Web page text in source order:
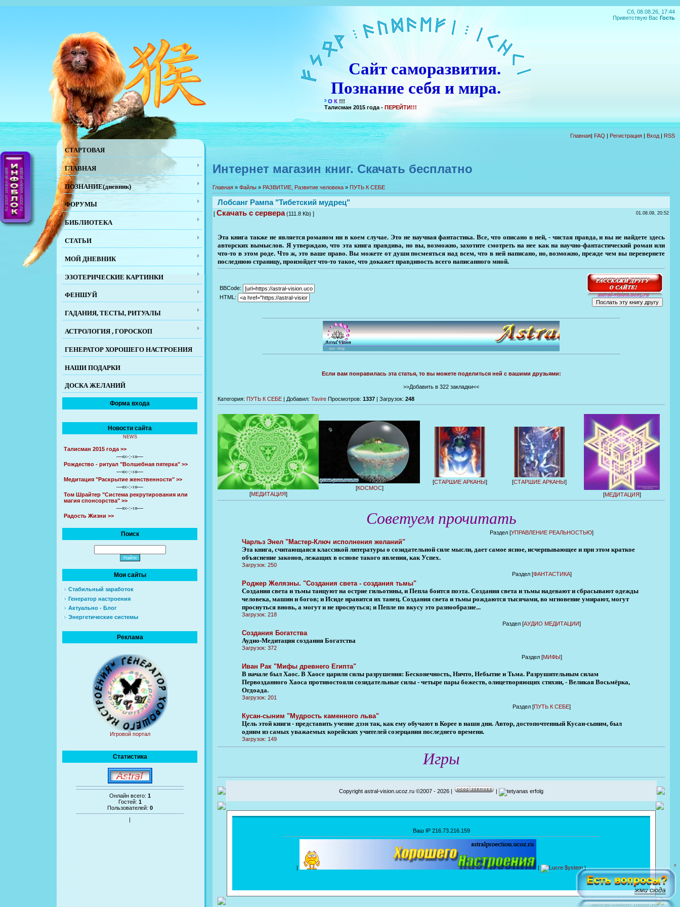
Сб, 08.08.26, 17:44
Приветствую Вас Гость
Сайт саморазвития.
Познание себя и мира.
Талисман 2015 года - ПЕРЕЙТИ!!!
Главная| FAQ | Регистрация | Вход | RSS
СТАРТОВАЯ
ГЛАВНАЯ
ПОЗНАНИЕ(дневник)
ФОРУМЫ
БИБЛИОТЕКА
СТАТЬИ
МОЙ ДНЕВНИК
ЭЗОТЕРИЧЕСКИЕ КАРТИНКИ
ФЕНШУЙ
ГАДАНИЯ, ТЕСТЫ, РИТУАЛЫ
АСТРОЛОГИЯ , ГОРОСКОП
ГЕНЕРАТОР ХОРОШЕГО НАСТРОЕНИЯ
НАШИ ПОДАРКИ
ДОСКА ЖЕЛАНИЙ
Форма входа
Новости сайта
NEWS
Талисман 2015 года >>
—«‹-:-›»—
Рождество - ритуал "Волшебная пятерка" >>
—«‹-:-›»—
Медитация "Раскрытие женственности" >>
—«‹-:-›»—
Том Шрайтер "Система рекрутирования или
магия спонсорства" >>
—«‹-:-›»—
Радость Жизни >>
Поиск
Мои сайты
Стабильный заработок
Генератор настроения
Актуально - Блог
Энергетические системы
Реклама
Игровой портал
Статистика
Онлайн всего: 1
Гостей: 1
Пользователей: 0
Интернет магазин книг. Скачать бесплатно
Главная» Файлы» РАЗВИТИЕ, Развитие человека »ПУТЬ К СЕБЕ
Лобсанг Рампа "Тибетский мудрец"
[ Скачать с сервера(111.8 Kb) ] 01.08.09, 20:52
Эта книга также не является романом ни в коем случае. Это не научная фантастика. Все, что описано в ней, - чистая правда, и вы не найдете здесь
авторских вымыслов. Я утверждаю, что эта книга правдива, но вы, возможно, захо­тите смотреть на нее как на научно-фантастический роман или
что-то в этом роде. Что ж, это ваше право. Вы можете от души посмеяться над всем, что в ней написано, но, возможно, прежде чем вы перевернете
последнюю страницу, произойдет что-то та­кое, что докажет правдивость всего написанного мной.
BBCode:
HTML:
Если вам понравилась эта статья, то вы можете поделиться ней с вашими друзьями:
>>Добавить в 322 закладки<<
Категория: ПУТЬ К СЕБЕ | Добавил: Tavire Просмотров: 1337 | Загрузок: 248
[МЕДИТАЦИЯ]
[КОСМОС]
[СТАРШИЕ АРКАНЫ] [СТАРШИЕ АРКАНЫ]
[МЕДИТАЦИЯ]
Советуем прочитать
Раздел [УПРАВЛЕНИЕ РЕАЛЬНОСТЬЮ]
Чарльз Энел "Мастер-Ключ исполнения желаний"
Эта книга, считающаяся классикой литературы о созидательной силе мысли, дает самое ясное, исчерпывающее и при этом краткое
объяснение законов, лежащих в основе такого явления, как Успех.
Загрузок: 250
Раздел [ФАНТАСТИКА]
Роджер Желязны. "Создания света - создания тьмы"
Создания света и тьмы танцуют на острие гильотины, и Пепла боится поэта. Создания света и тьмы надевают и сбрасывают одежды
человека, машин и богов; и Исиде нравится их танец. Создания света и тьмы рождаются тысячами, во мгновение умирают, могут
проснуться вновь, а могут и не проснуться; и Пепле по вкусу это разнообразие...
Загрузок: 218
Раздел [АУДИО МЕДИТАЦИИ]
Создания Богатства
Аудио-Медитация создания Богатства
Загрузок: 372
Раздел [МИФЫ ]
Иван Рак "Мифы древнего Египта"
В начале был Хаос. В Хаосе царили силы разрушения: Бесконечность, Ничто, Небытие и Тьма. Разрушительным силам
Первозданного Хаоса противостояли созидательные силы - четыре пары божеств, олицетворяющих стихии, - Великая Восьмёрка,
Огдоада.
Загрузок: 201
Раздел [ПУТЬ К СЕБЕ]
Кусан-сыним "Мудрость каменного льва"
Цель этой книги - представить учение дзэн так, как ему обучают в Корее в наши дни. Автор, достопочтенный Кусан-сыним, был
одним из самых уважаемых корейских учителей созерцания последнего времени.
Загрузок: 149
Игры
Copyright astral-vision.ucoz.ru ©2007 - 2026 | |
X
Ваш IP 216.73.216.159
|